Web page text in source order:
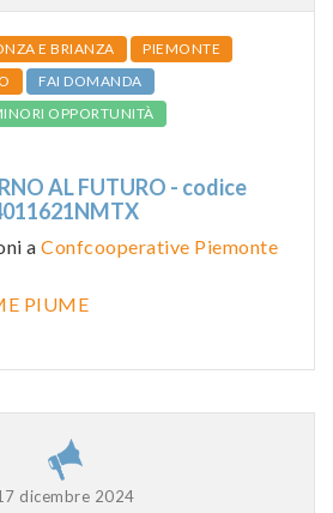
E BRIANZA
PIEMONTE
FAI DOMANDA
OPPORTUNITÀ
AL FUTURO - codice
a Confcooperative Piemonte
PIUME
dicembre 2024